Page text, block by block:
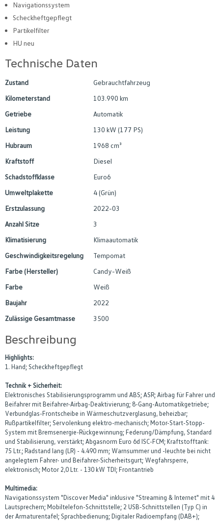
Navigationssystem
Scheckheftgepflegt
Partikelfilter
HU neu
Technische Daten
Zustand
Gebrauchtfahrzeug
Kilometerstand
103.990 km
Getriebe
Automatik
Leistung
130 kW (177 PS)
Hubraum
1968 cm³
Kraftstoff
Diesel
Schadstoffklasse
Euro6
Umweltplakette
4 (Grün)
Erstzulassung
2022-03
Anzahl Sitze
3
Klimatisierung
Klimaautomatik
Geschwindigkeitsregelung
Tempomat
Farbe (Hersteller)
Candy-Weiß
Farbe
Weiß
Baujahr
2022
Zulässige Gesamtmasse
3500
Beschreibung
Highlights:
1. Hand; Scheckheftgepflegt
Technik + Sicherheit:
Elektronisches Stabilisierungsprogramm und ABS; ASR; Airbag für Fahrer und
Beifahrer mit Beifahrer-Airbag-Deaktivierung; 8-Gang-Automatikgetriebe;
Verbundglas-Frontscheibe in Wärmeschutzverglasung, beheizbar;
Rußpartikelfilter; Servolenkung elektro-mechanisch; Motor-Start-Stopp-
System mit Bremsenergie-Rückgewinnung; Federung/Dämpfung, Standard
und Stabilisierung, verstärkt; Abgasnorm Euro 6d ISC-FCM; Kraftstofftank:
75 Ltr.; Radstand lang (LR) - 4.490 mm; Warnsummer und -leuchte bei nicht
angelegtem Fahrer- und Beifahrer-Sicherheitsgurt; Wegfahrsperre,
elektronisch; Motor 2,0 Ltr. - 130 kW TDI; Frontantrieb
Multimedia:
Navigationssystem "Discover Media" inklusive "Streaming & Internet" mit 4
Lautsprechern; Mobiltelefon-Schnittstelle; 2 USB-Schnittstellen (Typ C) in
der Armaturentafel; Sprachbedienung; Digitaler Radioempfang (DAB+);